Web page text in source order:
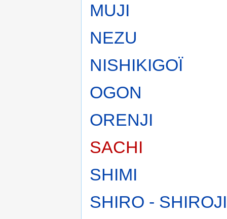
MUJI
NEZU
NISHIKIGOÏ
OGON
ORENJI
SACHI
SHIMI
SHIRO - SHIROJI